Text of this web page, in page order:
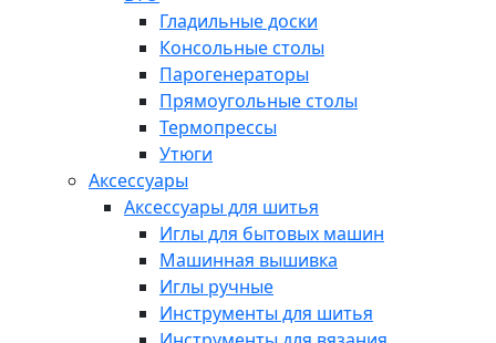
Гладильные доски
Консольные столы
Парогенераторы
Прямоугольные столы
Термопрессы
Утюги
Аксессуары
Аксессуары для шитья
Иглы для бытовых машин
Машинная вышивка
Иглы ручные
Инструменты для шитья